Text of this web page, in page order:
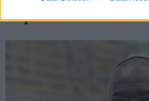
Popularne